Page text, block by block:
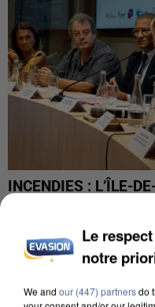
INCENDIES : L’ÎLE-
DE SOLIDARITÉ
Le
notre
We and our (447) partnersdo